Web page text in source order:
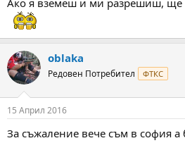
Ако я вземеш и ми разрешиш, ще
oblaka
Редовен Потребител ФТКС
15 Април 2016
За съжаление вече съм в софия а